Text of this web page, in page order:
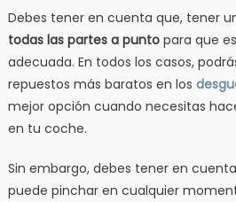
Debes tener en cuenta que, tener
todas las partes a puntopara que
adecuada. En todos los casos,
repuestos más baratos en los
mejor opción cuando necesitas
en tu coche.
Sin embargo, debes tener en
puede pinchar en cualquier